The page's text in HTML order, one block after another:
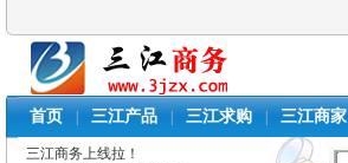
首页 三江产品 三江求购 三江商家
三江商务上线拉！